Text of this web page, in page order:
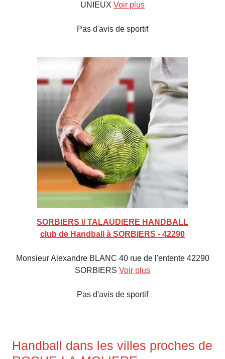
UNIEUX Voir plus
Pas d'avis de sportif
SORBIERS \/ TALAUDIERE HANDBALL
club de Handball à SORBIERS - 42290
Monsieur Alexandre BLANC 40 rue de l'entente 42290
SORBIERS Voir plus
Pas d'avis de sportif
Handball dans les villes proches de